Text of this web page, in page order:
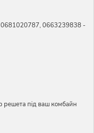
0663239838 -
решета під ваш комбайн